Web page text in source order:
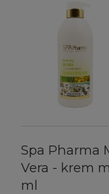
Spa Pharma
Vera - krem
ml